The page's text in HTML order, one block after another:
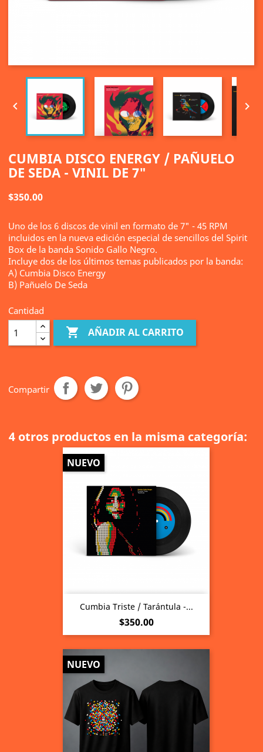
 
CUMBIA DISCO ENERGY / PAÑUELO
DE SEDA - VINIL DE 7"
$350.00
Uno de los 6 discos de vinil en formato de 7" - 45 RPM
incluidos en la nueva edición especial de sencillos del Spirit
Box de la banda Sonido Gallo Negro.
Incluye dos de los últimos temas publicados por la banda:
A) Cumbia Disco Energy
B) Pañuelo De Seda
Cantidad
 AÑADIR AL CARRITO
Compartir
4 otros productos en la misma categoría:
Cumbia Triste / Tarántula -...
Precio
$350.00
NUEVO
NUEVO